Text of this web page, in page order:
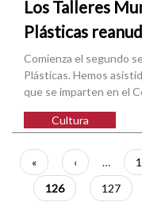
Los Talleres
Plásticas
Comienza el segundo
Plásticas. Hemos
que se imparten en el
Cultura
Paginació
Primera
pàgina
«
Pàgina
anterior
‹ …
Pàgina
126 Pàgina
127